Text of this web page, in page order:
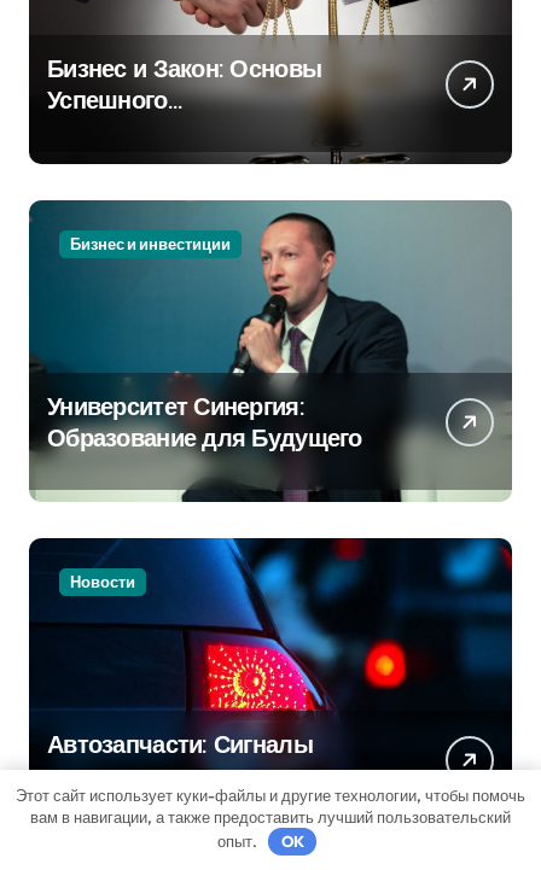
Бизнес и Закон: Основы
Успешного
Бизнес и инвестиции
Университет Синергия:
Образование для Будущего
Новости
Автозапчасти: Сигналы
заднего хода и их значение
для безопасности на дороге
Этот сайт использует куки-файлы и другие технологии, чтобы помочь
вам в навигации, а также предоставить лучший пользовательский
опыт.
OK